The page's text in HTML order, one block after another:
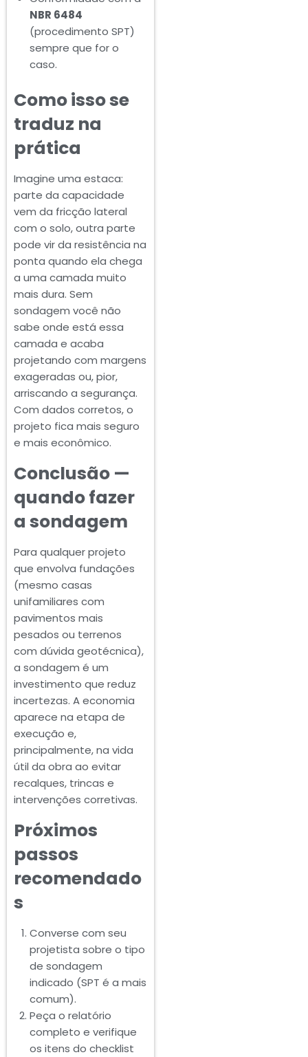
NBR 6484
(procedimento SPT)
sempre que for o
caso.
Como isso se
traduz na
prática
Imagine uma estaca:
parte da capacidade
vem da fricção lateral
com o solo, outra parte
pode vir da resistência na
ponta quando ela chega
a uma camada muito
mais dura. Sem
sondagem você não
sabe onde está essa
camada e acaba
projetando com margens
exageradas ou, pior,
arriscando a segurança.
Com dados corretos, o
projeto fica mais seguro
e mais econômico.
Conclusão —
quando fazer
a sondagem
Para qualquer projeto
que envolva fundações
(mesmo casas
unifamiliares com
pavimentos mais
pesados ou terrenos
com dúvida geotécnica),
a sondagem é um
investimento que reduz
incertezas. A economia
aparece na etapa de
execução e,
principalmente, na vida
útil da obra ao evitar
recalques, trincas e
intervenções corretivas.
Próximos
passos
recomendado
s
Converse com seu
projetista sobre o tipo
de sondagem
indicado (SPT é a mais
comum).
Peça o relatório
completo e verifique
os itens do checklist